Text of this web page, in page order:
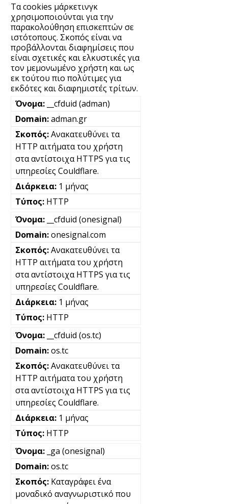
Τα cookies μάρκετινγκ
χρησιμοποιούνται για την
παρακολούθηση επισκεπτών σε
ιστότοπους. Σκοπός είναι να
προβάλλονται διαφημίσεις που
είναι σχετικές και ελκυστικές για
τον μεμονωμένο χρήστη και ως
εκ τούτου πιο πολύτιμες για
εκδότες και διαφημιστές τρίτων.
__cfduid (adman)
adman.gr
Ανακατευθύνει τα
HTTP αιτήματα του χρήστη
στα αντίστοιχα HTTPS για τις
υπηρεσίες Couldflare.
1 μήνας
HTTP
__cfduid (onesignal)
onesignal.com
Ανακατευθύνει τα
HTTP αιτήματα του χρήστη
στα αντίστοιχα HTTPS για τις
υπηρεσίες Couldflare.
1 μήνας
HTTP
__cfduid (os.tc)
os.tc
Ανακατευθύνει τα
HTTP αιτήματα του χρήστη
στα αντίστοιχα HTTPS για τις
υπηρεσίες Couldflare.
1 μήνας
HTTP
_ga (onesignal)
os.tc
Καταγράφει ένα
μοναδικό αναγνωριστικό που